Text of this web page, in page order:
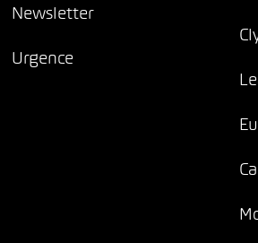
Newsletter
Urgence